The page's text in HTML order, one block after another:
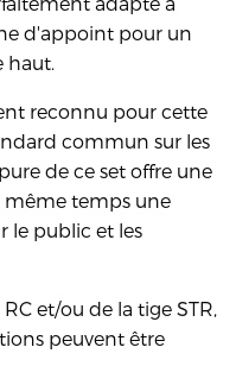
d'appoint pour un
haut.
reconnu pour cette
commun sur les
de ce set offre une
même temps une
le public et les
et/ou de la tige STR,
peuvent être